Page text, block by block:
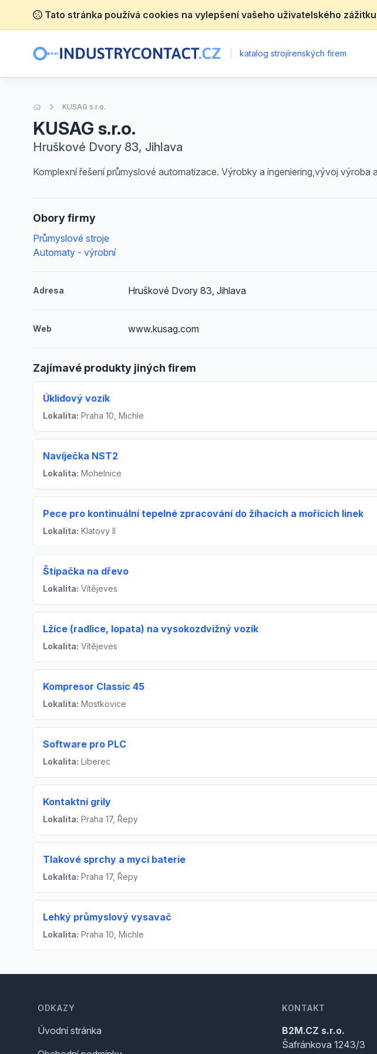
Tato stránka používá cookies na vylepšení vašeho uživatelského
katalog strojírenských firem
Úvodní stránka
KUSAG s.r.o.
KUSAG s.r.o.
Hruškové Dvory 83, Jihlava
Komplexní řešení průmyslové automatizace. Výrobky a ingeniering,vývoj
Obory firmy
Průmyslové stroje
Automaty - výrobní
Adresa Hruškové Dvory 83, Jihlava
Web www.kusag.com
Zajímavé produkty jiných firem
Úklidový vozík
Lokalita: Praha 10, Michle
Navíječka NST2
Lokalita: Mohelnice
Pece pro kontinuální tepelné zpracování do žíhacích a mořících linek
Lokalita: Klatovy II
Štípačka na dřevo
Lokalita: Vítějeves
Lžíce (radlice, lopata) na vysokozdvižný vozík
Lokalita: Vítějeves
Kompresor Classic 45
Lokalita: Mostkovice
Software pro PLC
Lokalita: Liberec
Kontaktní grily
Lokalita: Praha 17, Řepy
Tlakové sprchy a mycí baterie
Lokalita: Praha 17, Řepy
Lehký průmyslový vysavač
Lokalita: Praha 10, Michle
ODKAZY
Úvodní stránka
KONTAKT
B2M.CZ s.r.o.
Šafránkova 1243/3